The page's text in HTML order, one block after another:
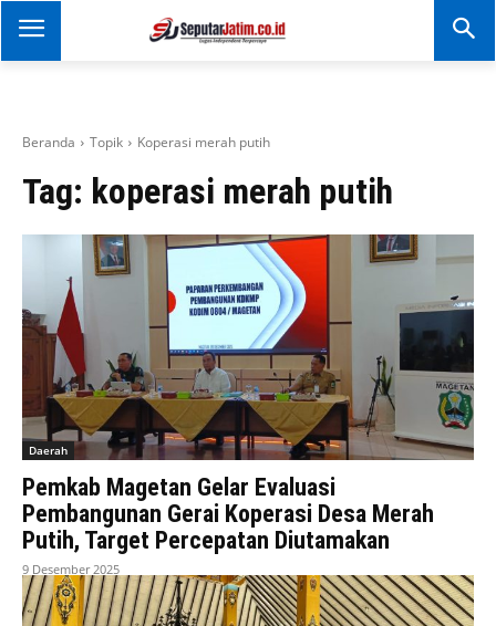
SEPUTAR JATIM
Portal Informasi Dan
Beranda Topik Koperasi merah putih
Tag: koperasi merah putih
Daerah
Pemkab Magetan Gelar Evaluasi
Pembangunan Gerai Koperasi Desa Merah
Putih, Target Percepatan Diutamakan
9 Desember 2025